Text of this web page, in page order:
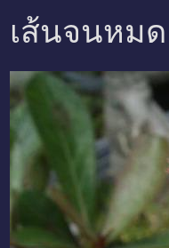
เส้นจนหมด